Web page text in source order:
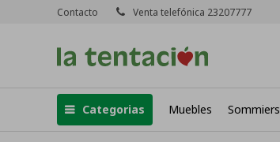
Categorias Muebles Sommiers
Contacto Venta telefónica 23207777